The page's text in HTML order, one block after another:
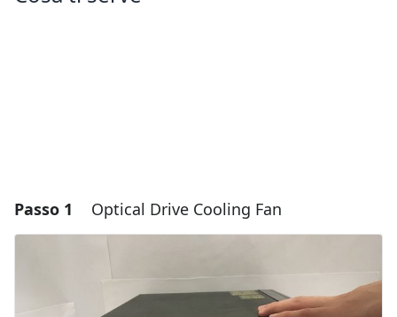
Passo 1 Optical Drive Cooling Fan